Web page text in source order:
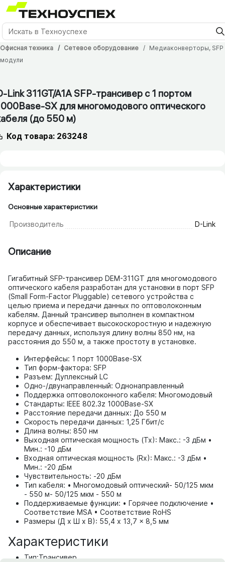
Офисная техника Сетевое оборудование
Медиаконверторы, SFP
модули
Link 311GT/​A1A SFP-трансивер с 1 портом
SX для многомодового оптического
(до 550 м)
Код товара: 263248
Характеристики
Основные характеристики
Производитель D-Link
Описание
Гигабитный SFP-трансивер DEM-311GT для многомодового
оптического кабеля разработан для установки в порт SFP
(Small Form-Factor Pluggable) сетевого устройства с
целью приема и передачи данных по оптоволоконным
кабелям. Данный трансивер выполнен в компактном
корпусе и обеспечивает высокоскоростную и надежную
передачу данных, используя длину волны 850 нм, на
расстояния до 550 м, а также простоту в установке.
Интерфейсы: 1 порт 1000Base-SX
Тип форм-фактора: SFP
Разъем: Дуплексный LC
Одно-/двунаправленный: Однонаправленный
Поддержка оптоволоконного кабеля: Многомодовый
Стандарты: IEEE 802.3z 1000Base-SX
Расстояние передачи данных: До 550 м
Скорость передачи данных: 1,25 Гбит/с
Длина волны: 850 нм
Выходная оптическая мощность (Tx): Макс.: -3 дБм •
Мин.: -10 дБм
Входная оптическая мощность (Rx): Макс.: -3 дБм •
Мин.: -20 дБм
Чувствительность: -20 дБм
Тип кабеля: • Многомодовый оптический- 50/125 мкм
- 550 м- 50/125 мкм - 550 м
Поддерживаемые функции: • Горячее подключение •
Соответствие MSA • Соответствие RoHS
Размеры (Д x Ш x В): 55,4 x 13,7 x 8,5 мм
Характеристики
Тип:Трансивер